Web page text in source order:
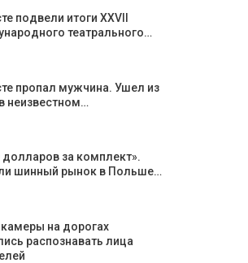
подвели итоги ХХVII
театрального…
пропал мужчина. Ушел из
неизвестном…
долларов за комплект».
шинный рынок в Польше…
на дорогах
распознавать лица